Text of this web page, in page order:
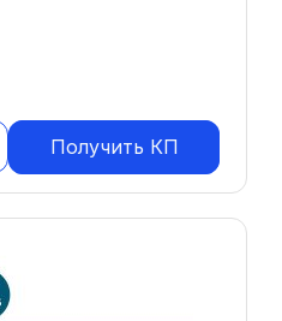
Получить КП